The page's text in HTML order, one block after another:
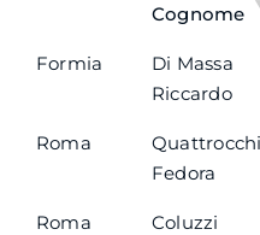
Cognome
Formia
Di Massa
Riccardo
Roma
Fedora
Roma
Coluzzi